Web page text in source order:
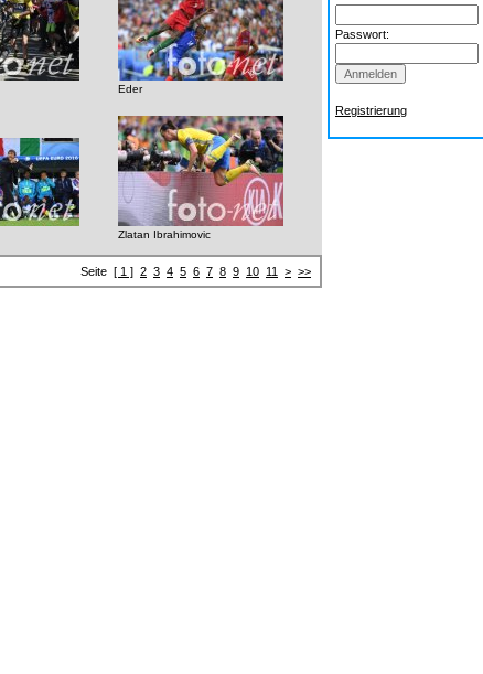
Eder
Zlatan Ibrahimovic
Seite [ 1 ] 2 3 4 5 6 7 8 9 10 11 > >>
Passwort:
Registrierung